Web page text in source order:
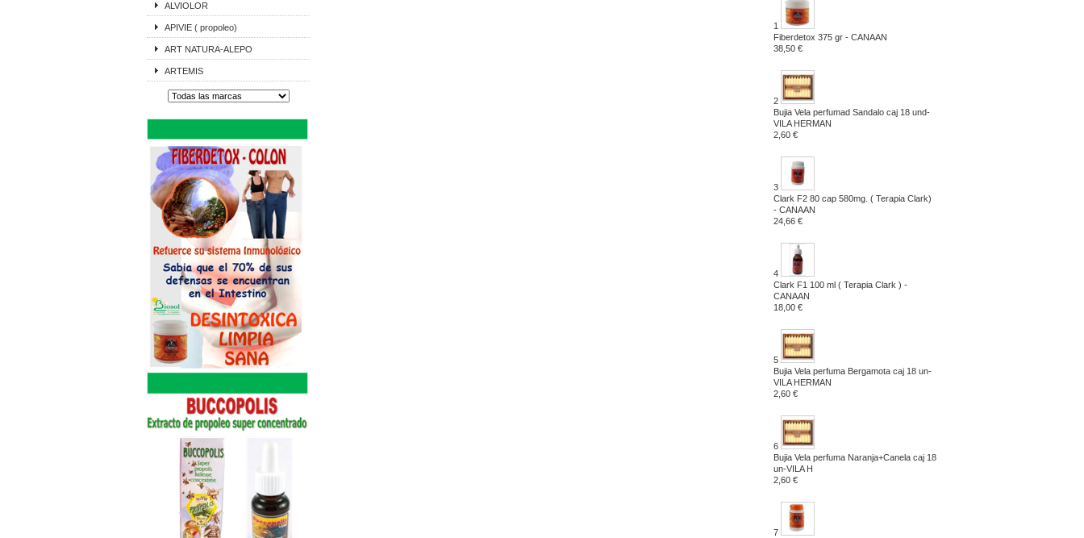
ALVIOLOR
APIVIE ( propoleo)
ART NATURA-ALEPO
ARTEMIS
1
Fiberdetox 375 gr - CANAAN
38,50 €
2
Bujia Vela perfumad Sandalo caj 18 und-
VILA HERMAN
2,60 €
3
Clark F2 80 cap 580mg. ( Terapia Clark)
- CANAAN
24,66 €
4
Clark F1 100 ml ( Terapia Clark ) -
CANAAN
18,00 €
5
Bujia Vela perfuma Bergamota caj 18 un-
VILA HERMAN
2,60 €
6
Bujia Vela perfuma Naranja+Canela caj 18
un-VILA H
2,60 €
7